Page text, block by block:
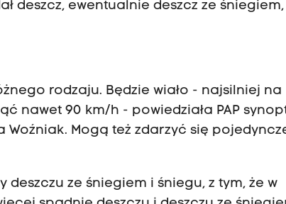
deszcz, ewentualnie deszcz ze śniegiem,
rodzaju. Będzie wiało - najsilniej na
nawet 90 km/h - powiedziała PAP
Mogą też zdarzyć się
ze śniegiem i śniegu, z tym, że w